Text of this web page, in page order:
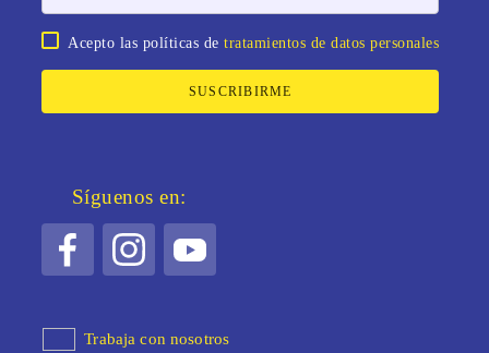
Acepto las políticas detratamientos de datos personales
SUSCRIBIRME
Síguenos en:
Trabaja con nosotros